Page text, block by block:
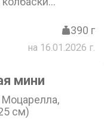
зелень
390 г
на 16.01.2026 г.
мини
см)